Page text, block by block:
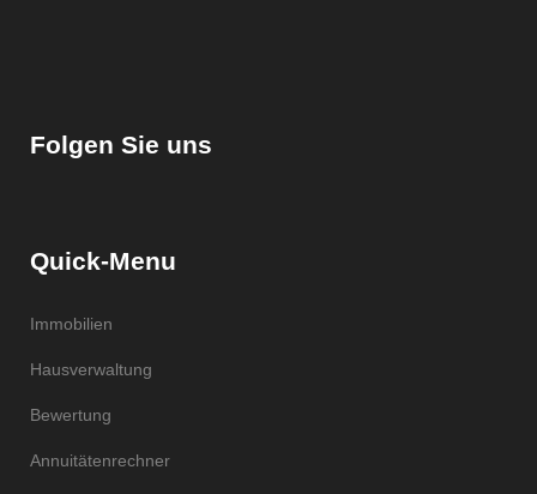
Folgen Sie uns
Quick-Menu
Immobilien
Hausverwaltung
Bewertung
Annuitätenrechner